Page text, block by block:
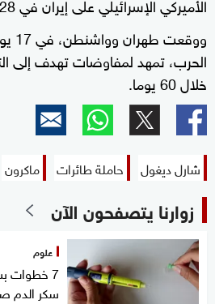
الحرب، تمهد لمفاوضات تهدف إلى
خلال 60 يوما.
شارل ديغول حاملة طائرات ماكرون
زوارنا يتصفحون الآن
علوم
7 خطوات
سكر الدم